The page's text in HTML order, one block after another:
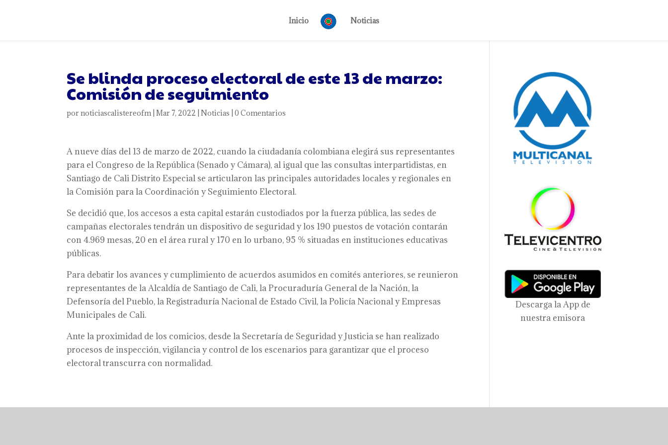
Inicio Noticias
Se blinda proceso electoral de este 13 de marzo:
Comisión de seguimiento
pornoticiascalistereofm|Mar 7, 2022 |Noticias |0 Comentarios
A nueve días del 13 de marzo de 2022, cuando la ciudadanía colombiana elegirá sus representantes
para el Congreso de la República (Senado y Cámara), al igual que las consultas interpartidistas, en
Santiago de Cali Distrito Especial se articularon las principales autoridades locales y regionales en
la Comisión para la Coordinación y Seguimiento Electoral.
Se decidió que, los accesos a esta capital estarán custodiados por la fuerza pública, las sedes de
campañas electorales tendrán un dispositivo de seguridad y los 190 puestos de votación contarán
con 4.969 mesas, 20 en el área rural y 170 en lo urbano, 95 % situadas en instituciones educativas
públicas.
Para debatir los avances y cumplimiento de acuerdos asumidos en comités anteriores, se reunieron
representantes de la Alcaldía de Santiago de Cali, la Procuraduría General de la Nación, la
Defensoría del Pueblo, la Registraduría Nacional de Estado Civil, la Policía Nacional y Empresas
Municipales de Cali.
Ante la proximidad de los comicios, desde la Secretaría de Seguridad y Justicia se han realizado
procesos de inspección, vigilancia y control de los escenarios para garantizar que el proceso
electoral transcurra con normalidad.
Descarga la App de
nuestra emisora